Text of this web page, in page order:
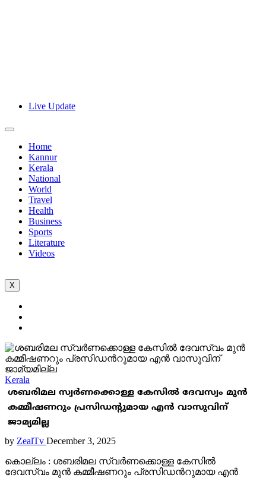
Live Update
Home
Kannur
Kerala
National
World
Travel
Health
Business
Sports
Literature
Videos
X
Kerala
ശബരിമല സ്വർണക്കൊള്ള കേസിൽ ദേവസ്വം മുൻ
കമ്മീഷണറും പ്രസിഡന്‍റുമായ എൻ വാസുവിന്
ജാമ്യമില്ല
by ZealTv December 3, 2025
കൊല്ലം : ശബരിമല സ്വർണക്കൊള്ള കേസിൽ
ദേവസ്വം മുൻ കമ്മീഷണറും പ്രസിഡന്‍റുമായ എൻ